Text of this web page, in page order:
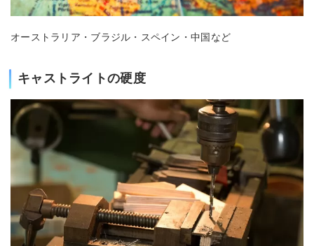
オーストラリア・ブラジル・スペイン・中国など
キャストライトの硬度